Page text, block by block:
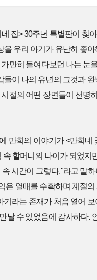
집> 30주년 특별판이 찾
우리 아기가 유난히 좋
만히 들여다보던 나는 눈
이 나의 유년의 그것과
절의 어떤 장면들이 선명
만희의 이야기가 <만희네
할머니의 나이가 되었지
시간이 그렇다."라고 말
은 열매를 수확하며 계절
라는 존재가 처음 열어 보
날 수 있었음에 감사하다.